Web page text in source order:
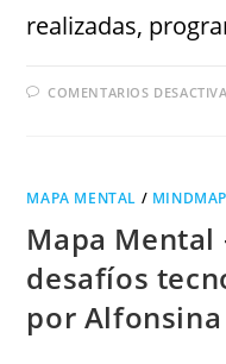
realizadas,
COMENTARIOS
MAPA MENTAL /
Mapa Mental
desafíos
por